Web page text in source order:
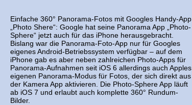
Einfache 360° Panorama-Fotos mit Googles Handy-App
„Photo Shere“: Google hat seine Panorama App „Photo-
Sphere“ jetzt auch für das iPhone herausgebracht.
Bislang war die Panorama-Foto-App nur für Googles
eigenes Android-Betriebssystem verfügbar – auf dem
iPhone gab es aber neben zahlreichen Photo-Apps für
Panorama-Aufnahmen seit iOS 6 allerdings auch Apples
eigenen Panorama-Modus für Fotos, der sich direkt aus
der Kamera App aktivieren. Die Photo-Sphere App läuft
ab iOS 7 und erlaubt auch komplette 360° Rundum-
Bilder.